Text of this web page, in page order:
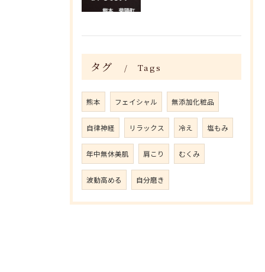
タグ Tags
熊本 フェイシャル 無添加化粧品
自律神経 リラックス 冷え 塩もみ
年中無休美肌 肩こり むくみ
波動高める 自分磨き